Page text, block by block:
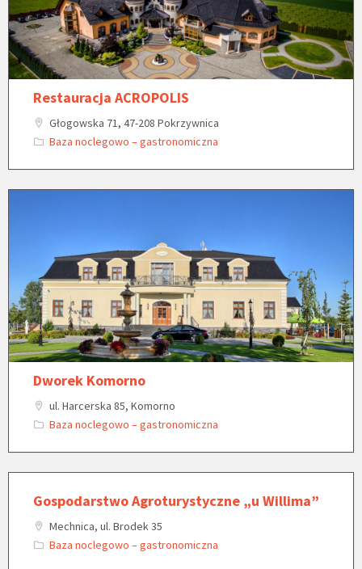
Restauracja ACROPOLIS
Głogowska 71, 47-208 Pokrzywnica
Baza noclegowo – gastronomiczna
Dworek Komorno
ul. Harcerska 85, Komorno
Baza noclegowo – gastronomiczna
Gospodarstwo Agroturystyczne „u Willima”
Mechnica, ul. Brodek 35
Baza noclegowo – gastronomiczna